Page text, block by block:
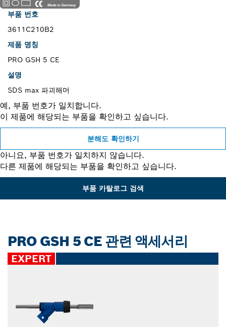
부품 번호
3611C210B2
제품 명칭
PRO GSH 5 CE
설명
SDS max 파괴해머
예, 부품 번호가 일치합니다.
이 제품에 해당되는 부품을 확인하고 싶습니다.
분해도 확인하기
아니요, 부품 번호가 일치하지 않습니다.
다른 제품에 해당되는 부품을 확인하고 싶습니다.
부품 카탈로그 검색
PRO GSH 5 CE 관련 액세서리
EXPERT